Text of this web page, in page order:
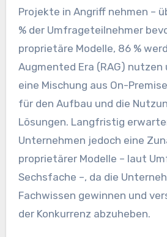
Projekte in Angriff nehmen –
% der Umfrageteilnehmer
proprietäre Modelle, 86 %
Augmented Era (RAG) nutzen
eine Mischung aus On-
für den Aufbau und die
Lösungen. Langfristig
Unternehmen jedoch eine
proprietärer Modelle – laut
Sechsfache –, da die
Fachwissen gewinnen und
der Konkurrenz abzuheben.